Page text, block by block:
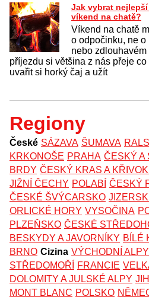
Jak vybrat
víkend na chatě?
Víkend na chatě
o odpočinku, ne
nebo
příjezdu si většina z nás přeje
uvařit si horký čaj a užít
Regiony
České SÁZAVA ŠUMAVA
KRKONOŠE PRAHA ČESKÝ A
BRDY ČESKÝ KRAS A
JIŽNÍ ČECHY POLABÍ ČESKÝ
ČESKÉ ŠVÝCARSKO
ORLICKÉ HORY VYSOČINA
PLZEŇSKO ČESKÉ
BESKYDY A JAVORNÍKY BÍLÉ
BRNO Cizina VÝCHODNÍ ALPY
STŘEDOMOŘÍ
FRANCIE
DOLOMITY A JULSKÉ ALPY
MONT BLANC POLSKO